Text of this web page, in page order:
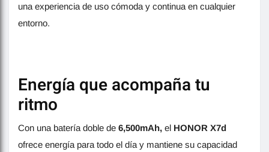
una experiencia de uso cómoda y continua en cualquier
entorno.
Energía que acompaña tu
ritmo
Con una batería doble de 6,500mAh, el HONOR X7d
ofrece energía para todo el día y mantiene su capacidad